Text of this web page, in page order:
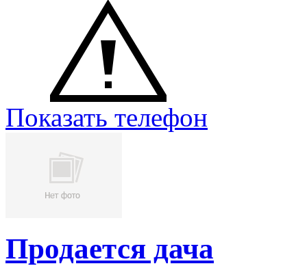
Показать телефон
Продается дача